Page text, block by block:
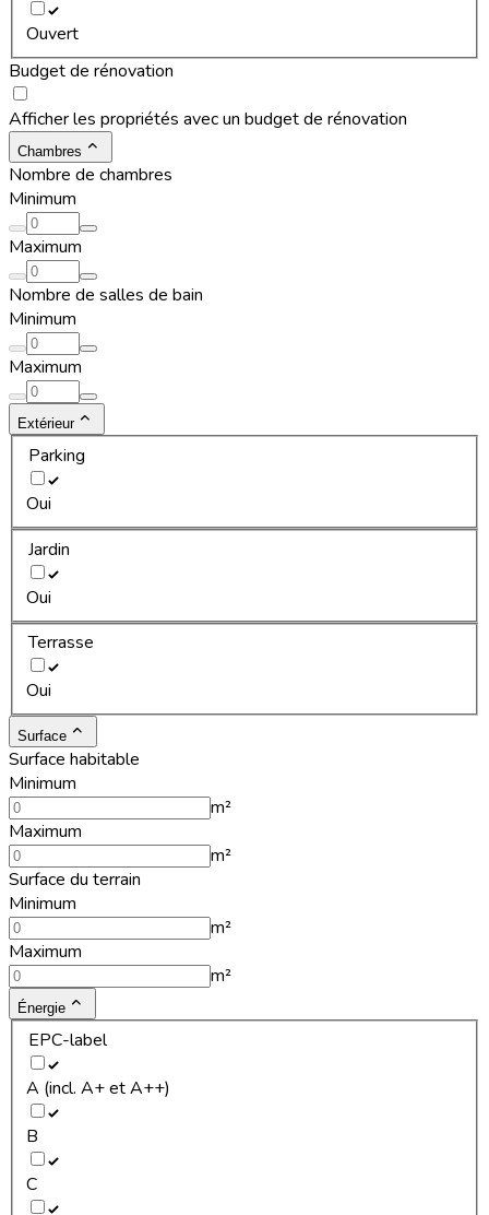
Ouvert
Budget de rénovation
Afficher les propriétés avec un budget de rénovation
Chambres
Nombre de chambres
Minimum
Maximum
Nombre de salles de bain
Minimum
Maximum
Extérieur
Parking
Oui
Jardin
Oui
Terrasse
Oui
Surface
Surface habitable
Minimum
m²
Maximum
m²
Surface du terrain
Minimum
m²
Maximum
m²
Énergie
EPC-label
A (incl. A+ et A++)
B
C